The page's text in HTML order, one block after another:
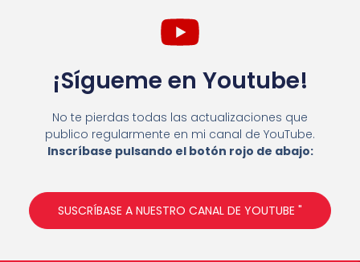
¡Sígueme en Youtube!
No te pierdas todas las actualizaciones que
publico regularmente en mi canal de YouTube.
Inscríbase pulsando el botón rojo de abajo:
SUSCRÍBASE A NUESTRO CANAL DE YOUTUBE "